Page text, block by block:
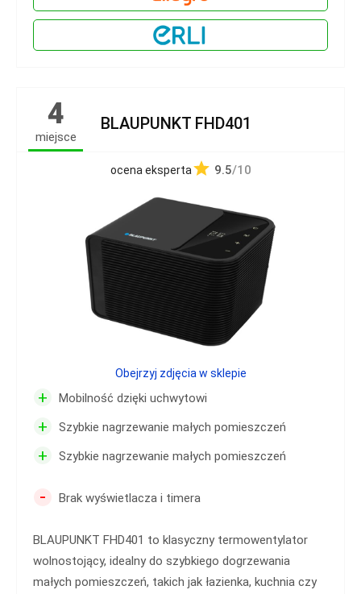
4
miejsce
BLAUPUNKT FHD401
ocena eksperta 9.5/10
+ Mobilność dzięki uchwytowi
+ Szybkie nagrzewanie małych pomieszczeń
+ Szybkie nagrzewanie małych pomieszczeń
- Brak wyświetlacza i timera
BLAUPUNKT FHD401 to klasyczny termowentylator
wolnostojący, idealny do szybkiego dogrzewania
małych pomieszczeń, takich jak łazienka, kuchnia czy
Obejrzyj zdjęcia w sklepie